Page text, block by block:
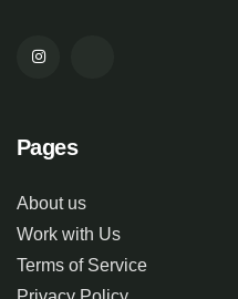
Pages
About us
Work with Us
Terms of Service